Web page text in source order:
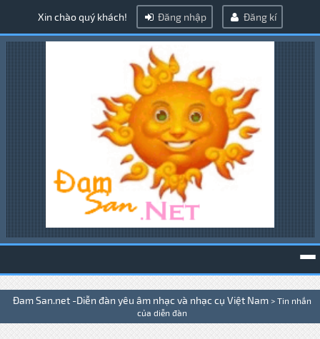
Xin chào quý khách! Đăng nhập Đăng kí
Đam San.net -Diễn đàn yêu âm nhạc và nhạc cụ Việt Nam > Tin nhắn
của diễn đàn